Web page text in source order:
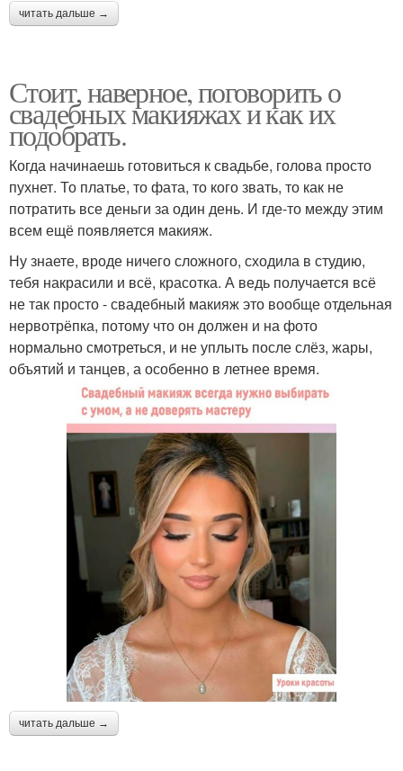
читать дальше →
Стоит, наверное, поговорить о
свадебных макияжах и как их
подобрать.
Когда начинаешь готовиться к свадьбе, голова просто
пухнет. То платье, то фата, то кого звать, то как не
потратить все деньги за один день. И где-то между этим
всем ещё появляется макияж.
Ну знаете, вроде ничего сложного, сходила в студию,
тебя накрасили и всё, красотка. А ведь получается всё
не так просто - свадебный макияж это вообще отдельная
нервотрёпка, потому что он должен и на фото
нормально смотреться, и не уплыть после слёз, жары,
объятий и танцев, а особенно в летнее время.
читать дальше →